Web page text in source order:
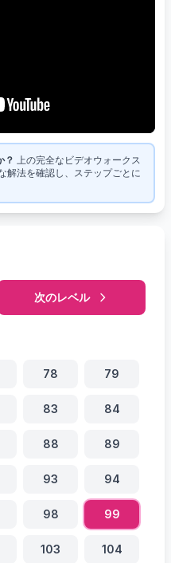
？
上の完全なビデオウォークス
法を確認し、ステップごとに
次のレベル
78 79
83 84
88 89
93 94
98 99
103 104